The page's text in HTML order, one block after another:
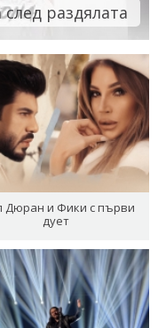
раздялата
Дюран и Фики с първи
дует